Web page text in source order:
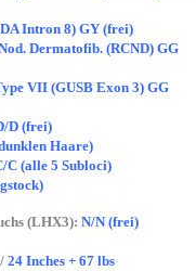
Intron 8) GY (frei)
Dermatofib. (RCND) GG
VII (GUSB Exon 3) GG
D (frei)
Haare)
C (alle 5 Subloci)
(LHX3): N/N (frei)
24 Inches + 67 lbs